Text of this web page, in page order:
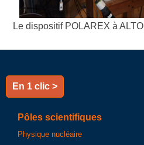
Le dispositif POLAREX à ALTO
En 1 clic >
Pôles scientifiques
Physique nucléaire